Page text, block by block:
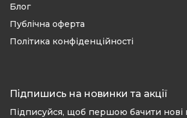
Блог
Публічна оферта
Політика конфіденційності
Підпишись на новинки та акції
Підписуйся, щоб першою бачити нові